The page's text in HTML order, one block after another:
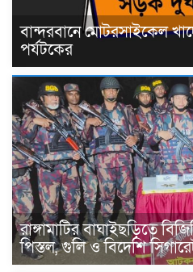
বান্দরবানে মোটরসাইকেল
পর্যটকের
রাঙ্গামাটির বাঘাইছড়িতে
পিস্তল, গুলি ও বিদেশি